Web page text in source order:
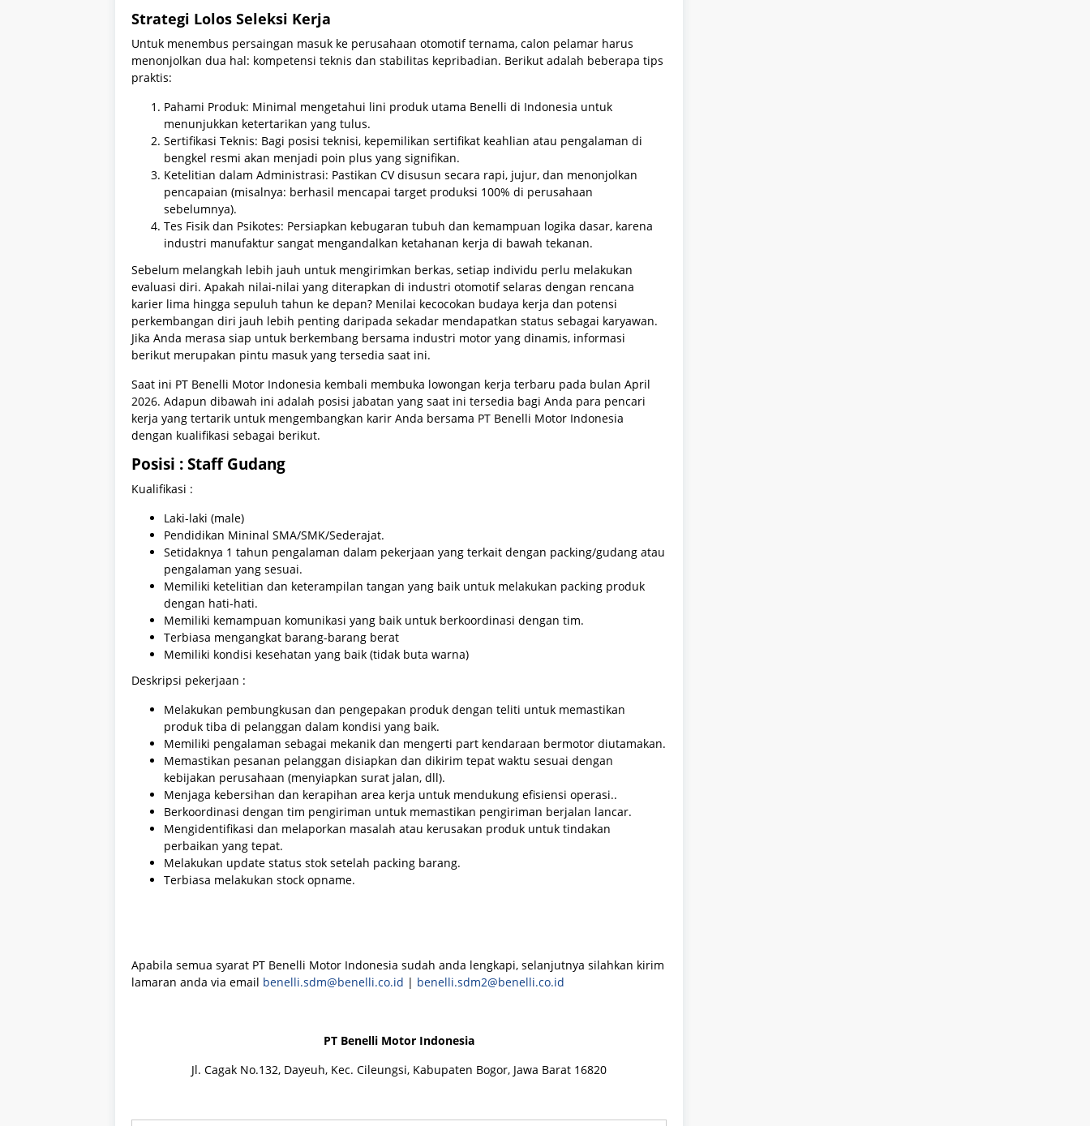
Strategi Lolos Seleksi Kerja
Untuk menembus persaingan masuk ke perusahaan otomotif ternama, calon pelamar harus
menonjolkan dua hal: kompetensi teknis dan stabilitas kepribadian. Berikut adalah beberapa tips
praktis:
Pahami Produk: Minimal mengetahui lini produk utama Benelli di Indonesia untuk
menunjukkan ketertarikan yang tulus.
Sertifikasi Teknis: Bagi posisi teknisi, kepemilikan sertifikat keahlian atau pengalaman di
bengkel resmi akan menjadi poin plus yang signifikan.
Ketelitian dalam Administrasi: Pastikan CV disusun secara rapi, jujur, dan menonjolkan
pencapaian (misalnya: berhasil mencapai target produksi 100% di perusahaan
sebelumnya).
Tes Fisik dan Psikotes: Persiapkan kebugaran tubuh dan kemampuan logika dasar, karena
industri manufaktur sangat mengandalkan ketahanan kerja di bawah tekanan.
Sebelum melangkah lebih jauh untuk mengirimkan berkas, setiap individu perlu melakukan
evaluasi diri. Apakah nilai-nilai yang diterapkan di industri otomotif selaras dengan rencana
karier lima hingga sepuluh tahun ke depan? Menilai kecocokan budaya kerja dan potensi
perkembangan diri jauh lebih penting daripada sekadar mendapatkan status sebagai karyawan.
Jika Anda merasa siap untuk berkembang bersama industri motor yang dinamis, informasi
berikut merupakan pintu masuk yang tersedia saat ini.
Saat ini PT Benelli Motor Indonesia kembali membuka lowongan kerja terbaru pada bulan April
2026. Adapun dibawah ini adalah posisi jabatan yang saat ini tersedia bagi Anda para pencari
kerja yang tertarik untuk mengembangkan karir Anda bersama PT Benelli Motor Indonesia
dengan kualifikasi sebagai berikut.
Posisi : Staff Gudang
Kualifikasi :
Laki-laki (male)
Pendidikan Mininal SMA/SMK/Sederajat.
Setidaknya 1 tahun pengalaman dalam pekerjaan yang terkait dengan packing/gudang atau
pengalaman yang sesuai.
Memiliki ketelitian dan keterampilan tangan yang baik untuk melakukan packing produk
dengan hati-hati.
Memiliki kemampuan komunikasi yang baik untuk berkoordinasi dengan tim.
Terbiasa mengangkat barang-barang berat
Memiliki kondisi kesehatan yang baik (tidak buta warna)
Deskripsi pekerjaan :
Melakukan pembungkusan dan pengepakan produk dengan teliti untuk memastikan
produk tiba di pelanggan dalam kondisi yang baik.
Memiliki pengalaman sebagai mekanik dan mengerti part kendaraan bermotor diutamakan.
Memastikan pesanan pelanggan disiapkan dan dikirim tepat waktu sesuai dengan
kebijakan perusahaan (menyiapkan surat jalan, dll).
Menjaga kebersihan dan kerapihan area kerja untuk mendukung efisiensi operasi..
Berkoordinasi dengan tim pengiriman untuk memastikan pengiriman berjalan lancar.
Mengidentifikasi dan melaporkan masalah atau kerusakan produk untuk tindakan
perbaikan yang tepat.
Melakukan update status stok setelah packing barang.
Terbiasa melakukan stock opname.
Apabila semua syarat PT Benelli Motor Indonesia sudah anda lengkapi, selanjutnya silahkan kirim
lamaran anda via email benelli.sdm@benelli.co.id | benelli.sdm2@benelli.co.id
PT Benelli Motor Indonesia
Jl. Cagak No.132, Dayeuh, Kec. Cileungsi, Kabupaten Bogor, Jawa Barat 16820